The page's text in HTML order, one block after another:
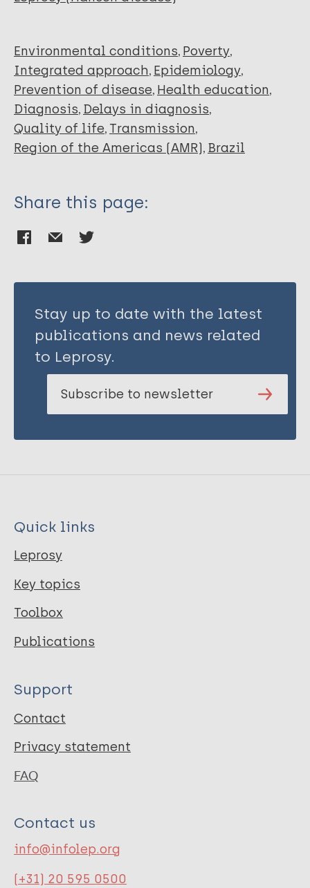
Environmental conditions Poverty
Integrated approach Epidemiology
Prevention of disease Health education
Diagnosis Delays in diagnosis
Quality of life Transmission
Region of the Americas (AMR) Brazil
Share this page:
Stay up to date with the latest
publications and news related
to Leprosy.
Subscribe to newsletter
Quick links
Leprosy
Key topics
Toolbox
Publications
Support
Contact
Privacy statement
FAQ
Contact us
info@infolep.org
(+31) 20 595 0500